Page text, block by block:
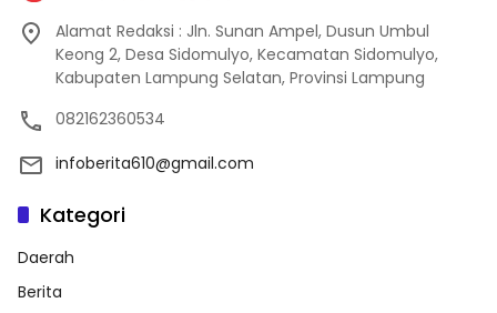
Alamat Redaksi : Jln. Sunan Ampel, Dusun Umbul
Keong 2, Desa Sidomulyo, Kecamatan Sidomulyo,
Kabupaten Lampung Selatan, Provinsi Lampung
082162360534
infoberita610@gmail.com
Kategori
Daerah
Berita